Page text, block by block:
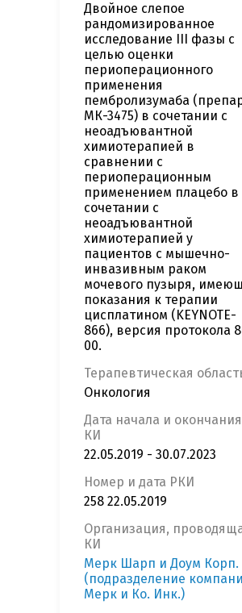
Двойное слепое
рандомизированное
исследование III фазы с
целью оценки
периоперационного
применения
пембролизумаба
МК-3475) в сочетании с
неоадъювантной
химиотерапией в
сравнении с
периоперационным
применением плацебо в
сочетании с
неоадъювантной
химиотерапией у
пациентов с мышечно-
инвазивным раком
мочевого пузыря,
показания к терапии
цисплатином (KEYNOTE-
866), версия протокола
00.
Терапевтическая
Онкология
Дата начала и окончания
КИ
22.05.2019 - 30.07.2023
Номер и дата РКИ
258 22.05.2019
Организация,
КИ
Мерк Шарп и Доум Корп.
(подразделение
Мерк и Ко. Инк.)